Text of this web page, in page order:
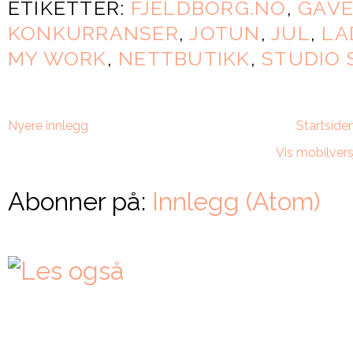
ETIKETTER: FJELDBORG.NO,
KONKURRANSER,JOTUN ,JUL,
MY WORK, NETTBUTIKK,STUDIO
Nyere innlegg
Vis
Abonner på: Innlegg (Atom)